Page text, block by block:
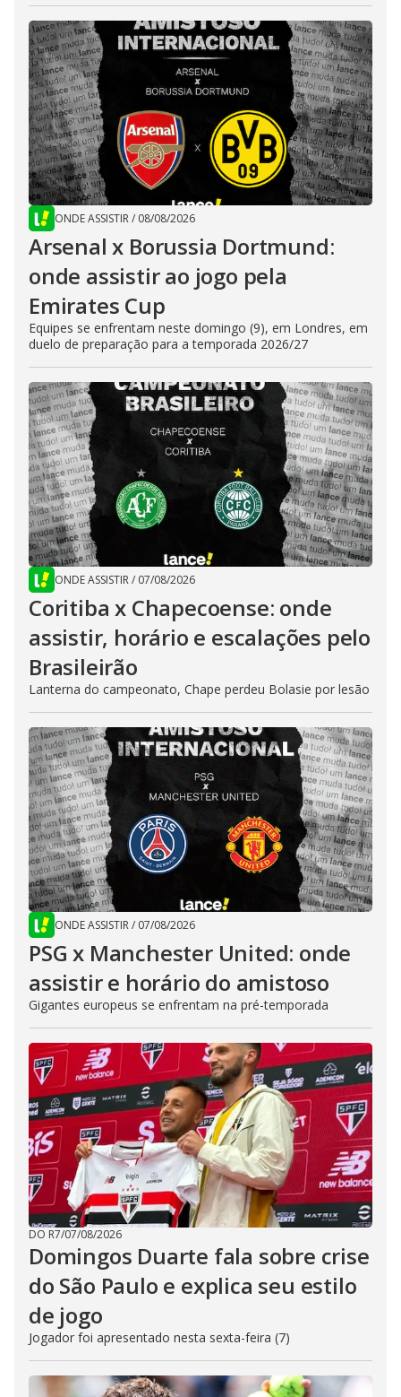
ONDE ASSISTIR/ 08/08/2026
Arsenal x Borussia Dortmund:
onde assistir ao jogo pela
Emirates Cup
Equipes se enfrentam neste domingo (9), em Londres, em
duelo de preparação para a temporada 2026/27
ONDE ASSISTIR/ 07/08/2026
Coritiba x Chapecoense: onde
assistir, horário e escalações pelo
Brasileirão
Lanterna do campeonato, Chape perdeu Bolasie por lesão
ONDE ASSISTIR/ 07/08/2026
PSG x Manchester United: onde
assistir e horário do amistoso
Gigantes europeus se enfrentam na pré-temporada
DO R7/07/08/2026
Domingos Duarte fala sobre crise
do São Paulo e explica seu estilo
de jogo
Jogador foi apresentado nesta sexta-feira (7)